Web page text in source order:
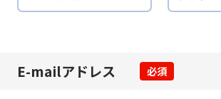
E-mailアドレス 必須